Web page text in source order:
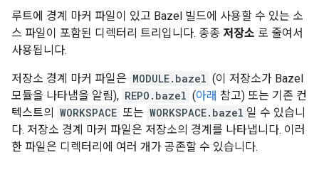
루트에 경계 마커 파일이 있고 Bazel 빌드에 사용할 수 있는 소
스 파일이 포함된 디렉터리 트리입니다. 종종 저장소 로 줄여서
사용됩니다.
저장소 경계 마커 파일은 MODULE.bazel (이 저장소가 Bazel
모듈을 나타냄을 알림), REPO.bazel (아래 참고) 또는 기존 컨
텍스트의
WORKSPACE 또는 WORKSPACE.bazel 일 수 있습니
다. 저장소 경계 마커 파일은 저장소의 경계를 나타냅니다. 이러
한 파일은 디렉터리에 여러 개가 공존할 수 있습니다.